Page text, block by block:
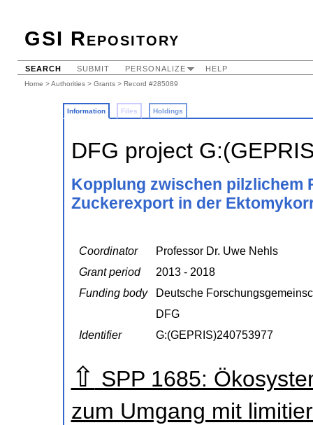
GSI Repository
SEARCH SUBMIT PERSONALIZE HELP
Home >Authorities > Grants > Record #285089
Information Files Holdings
DFG project
Kopplung zwischen pilzlichem
Zuckerexport in der
Coordinator
Professor Dr. Uwe Nehls
Grant period
2013 - 2018
Funding body
Deutsche
DFG
Identifier
G:(GEPRIS)240753977
⇧ SPP 1685:
zum Umgang mit